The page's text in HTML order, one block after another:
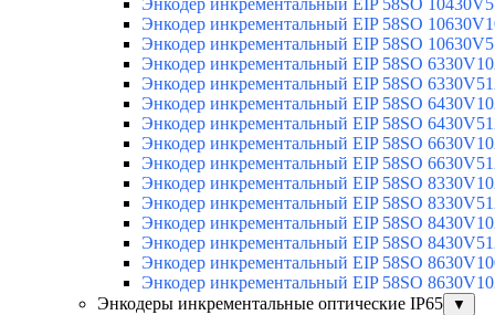
Энкодер инкрементальный EIP 58SO
Энкодер инкрементальный EIP 58SO
Энкодер инкрементальный EIP 58SO
Энкодер инкрементальный EIP 58SO
Энкодер инкрементальный EIP 58SO
Энкодер инкрементальный EIP 58SO
Энкодер инкрементальный EIP 58SO
Энкодер инкрементальный EIP 58SO
Энкодер инкрементальный EIP 58SO
Энкодер инкрементальный EIP 58SO
Энкодер инкрементальный EIP 58SO
Энкодер инкрементальный EIP 58SO
Энкодер инкрементальный EIP 58SO
Энкодер инкрементальный EIP 58SO
Энкодер инкрементальный EIP 58SO
Энкодеры инкрементальные оптические IP65
▼